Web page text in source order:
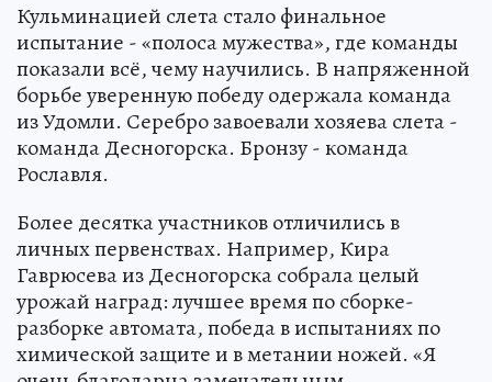
Кульминацией слета стало финальное
испытание - «полоса мужества», где команды
показали всё, чему научились. В напряженной
борьбе уверенную победу одержала команда
из Удомли. Серебро завоевали хозяева слета -
команда Десногорска. Бронзу - команда
Рославля.
Более десятка участников отличились в
личных первенствах. Например, Кира
Гаврюсева из Десногорска собрала целый
урожай наград: лучшее время по сборке-
разборке автомата, победа в испытаниях по
химической защите и в метании ножей. «Я